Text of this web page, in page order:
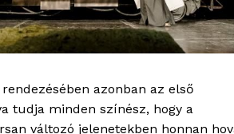
azonban az első
tudja minden színész, hogy a
változó jelenetekben honnan